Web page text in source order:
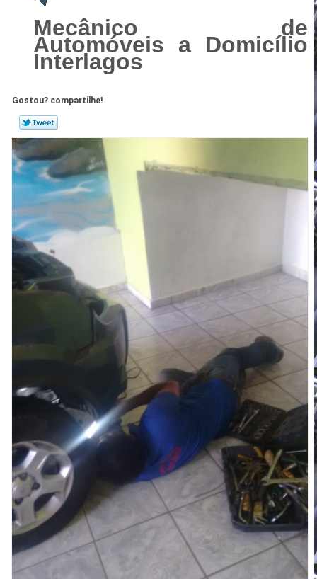
Mecânico de
Automóveis a Domicílio
Interlagos
Gostou? compartilhe!